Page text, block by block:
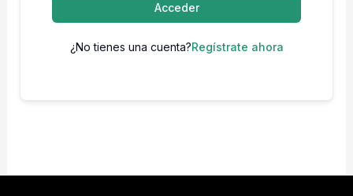
Acceder
¿No tienes una cuenta?Regístrate ahora